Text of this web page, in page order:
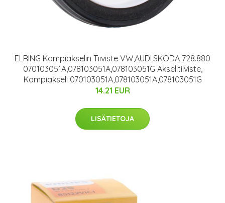
ELRING Kampiakselin Tiiviste VW,AUDI,SKODA 728.880
070103051A,078103051A,078103051G Akselitiiviste,
Kampiakseli 070103051A,078103051A,078103051G
14.21 EUR
LISÄTIETOJA